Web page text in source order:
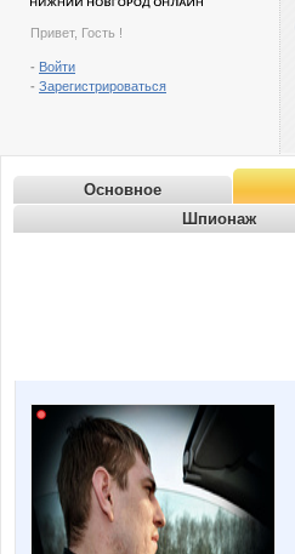
Привет, Гость !
- Войти
- Зарегистрироваться
Основное
Шпионаж